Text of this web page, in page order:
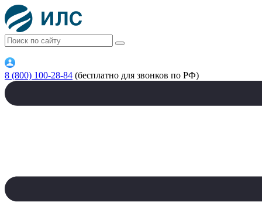
8 (800) 100-28-84 (бесплатно для звонков по РФ)